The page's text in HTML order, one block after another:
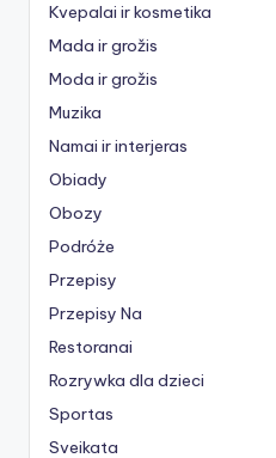
Kvepalai ir kosmetika
Mada ir grožis
Moda ir grožis
Muzika
Namai ir interjeras
Obiady
Obozy
Podróże
Przepisy
Przepisy Na
Restoranai
Rozrywka dla dzieci
Sportas
Sveikata